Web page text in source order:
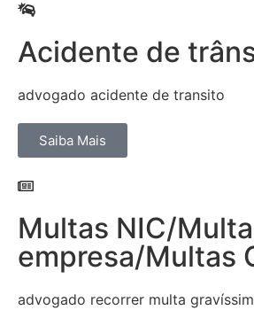
Acidente de
advogado acidente de transito
Saiba Mais
Multas NIC/
empresa/Multas
advogado recorrer multa